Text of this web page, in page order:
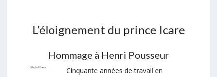
L’éloignement du prince Icare
Hommage à Henri Pousseur
Cinquante années de travail en